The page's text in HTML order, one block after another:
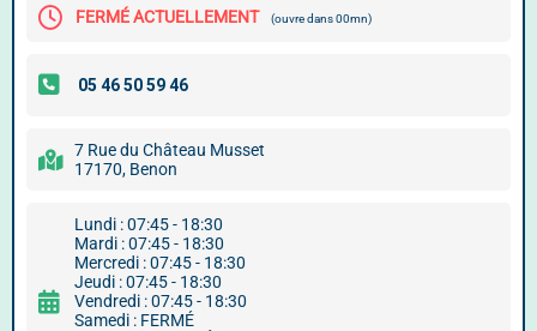
FERMÉ ACTUELLEMENT (ouvre dans 00mn)
7 Rue du Château Musset
17170, Benon
Lundi : 07:45 - 18:30
Mardi : 07:45 - 18:30
Mercredi : 07:45 - 18:30
Jeudi : 07:45 - 18:30
Vendredi : 07:45 - 18:30
Samedi : FERMÉ